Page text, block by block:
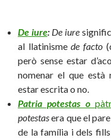
De iure: De iure
al llatinismede facto
però sense estar
nomenar el que està
estar escrita o no.
Patria potestas o
potestasera que el
de la família i dels